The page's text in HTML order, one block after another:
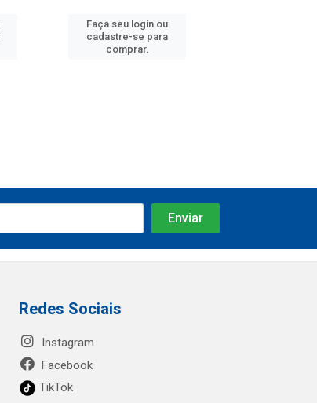
Faça seu login ou
cadastre-se para
comprar.
Redes Sociais
Instagram
Facebook
TikTok